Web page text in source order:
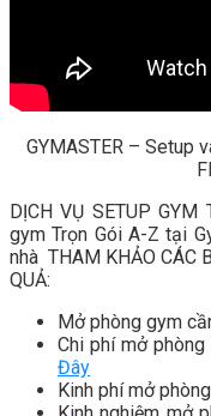
GYMASTER – Setup
DỊCH VỤ SETUP
gym Trọn Gói A-Z tại
nhà THAM KHẢO CÁC
QUẢ:
Mở phòng gym
Chi phí mở phòng
Đây
Kinh phí mở